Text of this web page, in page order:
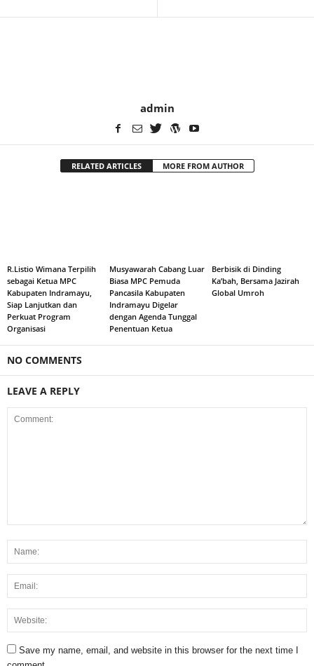
admin
RELATED ARTICLES MORE FROM AUTHOR
R.Listio Wimana Terpilih
sebagai Ketua MPC
Kabupaten Indramayu,
Siap Lanjutkan dan
Perkuat Program
Organisasi
Musyawarah Cabang Luar
Biasa MPC Pemuda
Pancasila Kabupaten
Indramayu Digelar
dengan Agenda Tunggal
Penentuan Ketua
Berbisik di Dinding
Ka’bah, Bersama Jazirah
Global Umroh
NO COMMENTS
LEAVE A REPLY
Save my name, email, and website in this browser for the next time I